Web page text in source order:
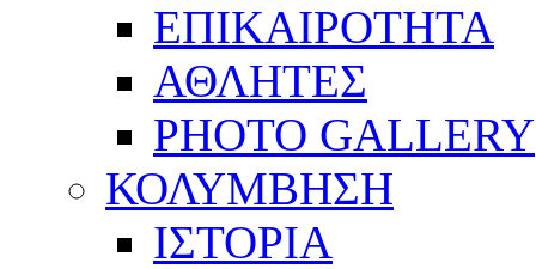
ΕΠΙΚΑΙΡΟΤΗΤΑ
ΑΘΛΗΤΕΣ
PHOTO GALLERY
ΚΟΛΥΜΒΗΣΗ
ΙΣΤΟΡΙΑ